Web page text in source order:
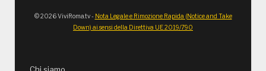
© 2026 ViviRoma.tv - Nota Legale e Rimozione Rapida (Notice and Take
Down) ai sensi della Direttiva UE 2019/790